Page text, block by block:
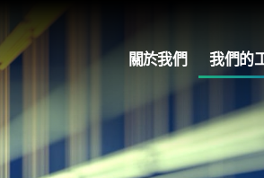
關於我們 我們的